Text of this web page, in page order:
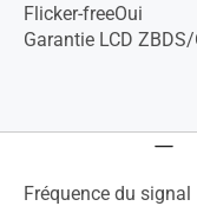
Flicker-freeOui
Garantie LCD
Fréquence du